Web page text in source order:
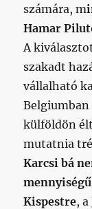
számára, m
Hamar
A
szakadt
vállalható
külföldön
mutatnia
Karcsi bá
Kispestre,